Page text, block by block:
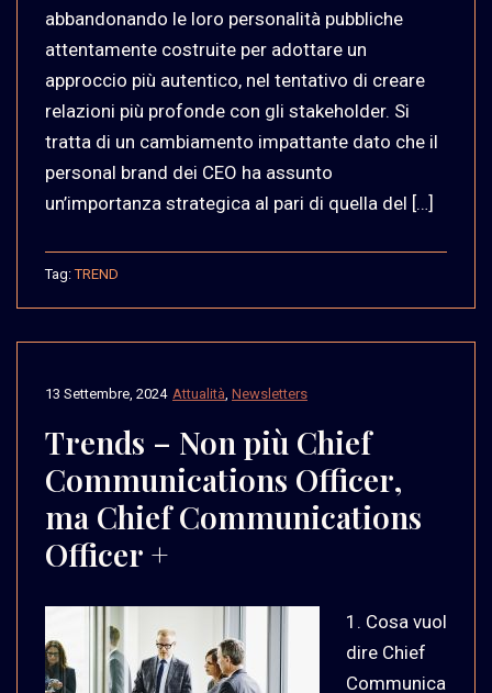
abbandonando le loro personalità pubbliche
attentamente costruite per adottare un
approccio più autentico, nel tentativo di creare
relazioni più profonde con gli stakeholder. Si
tratta di un cambiamento impattante dato che il
personal brand dei CEO ha assunto
un’importanza strategica al pari di quella del […]
Tag:TREND
Attualità Newsletters
13 Settembre, 2024
Trends – Non più Chief
Communications Officer,
ma Chief Communications
Officer +
1. Cosa vuol
dire Chief
Communica